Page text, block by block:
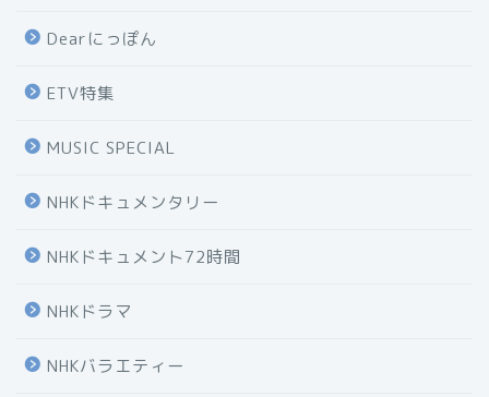
Dearにっぽん
ETV特集
MUSIC SPECIAL
NHKドキュメンタリー
NHKドキュメント72時間
NHKドラマ
NHKバラエティー